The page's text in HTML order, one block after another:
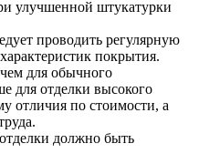
улучшенной штукатурки
проводить регулярную
покрытия.
для обычного
для отделки высокого
отличия по стоимости, а
должно быть